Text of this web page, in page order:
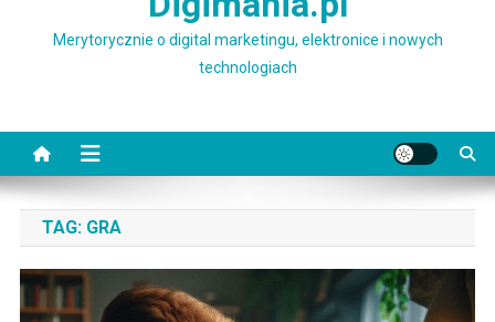
Merytorycznie o digital marketingu, elektronice i nowych
technologiach
TAG: GRA